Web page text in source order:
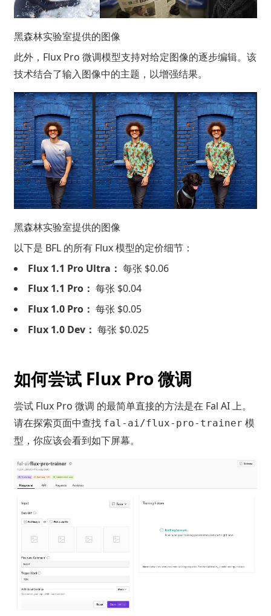
黑森林实验室提供的图像
此外，Flux Pro 微调模型支持对给定图像的逐步编辑。该
技术结合了输入图像中的主题，以增强结果。
黑森林实验室提供的图像
以下是 BFL 的所有 Flux 模型的定价细节：
Flux 1.1 Pro Ultra： 每张 $0.06
Flux 1.1 Pro： 每张 $0.04
Flux 1.0 Pro： 每张 $0.05
Flux 1.0 Dev： 每张 $0.025
如何尝试 Flux Pro 微调
尝试 Flux Pro 微调 的最简单直接的方法是在 Fal AI 上。
请在探索页面中查找 fal-ai/flux-pro-trainer 模
型，你应该会看到如下屏幕。